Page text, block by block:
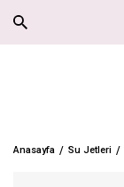
Anasayfa Su Jetleri